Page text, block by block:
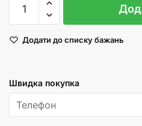
Томмі
см Додати до списку бажань
Швидка покупка